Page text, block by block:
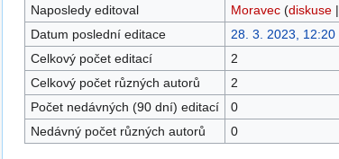
Naposledy editoval
Moravec (diskuse|
Datum poslední editace
28. 3. 2023, 12:20
Celkový počet editací
2
Celkový počet různých autorů
2
Počet nedávných (90 dní) editací
0
Nedávný počet různých autorů
0